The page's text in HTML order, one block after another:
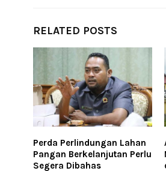
RELATED POSTS
Perda Perlindungan Lahan
Pangan Berkelanjutan Perlu
Segera Dibahas